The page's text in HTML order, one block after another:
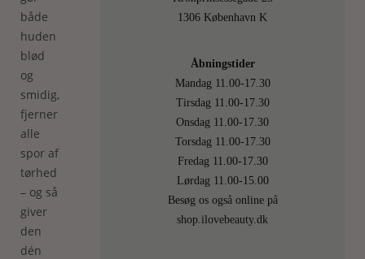
både
huden
blød
og
smidig,
fjerner
alle
spor af
tørhed
– og så
giver
den
dén
1306 København K
Åbningstider
Mandag 11.00-17.30
Tirsdag 11.00-17.30
Onsdag 11.00-17.30
Torsdag 11.00-17.30
Fredag 11.00-17.30
Lørdag 11.00-15.00
Besøg os også online på
shop.ilovebeauty.dk